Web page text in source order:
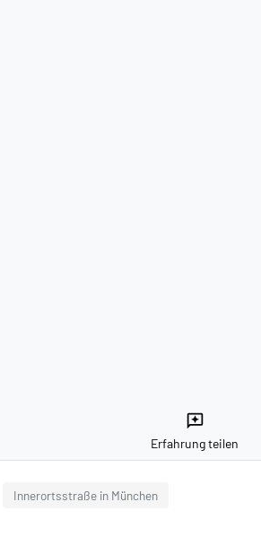
reviews
Erfahrung teilen
Innerortsstraße in München